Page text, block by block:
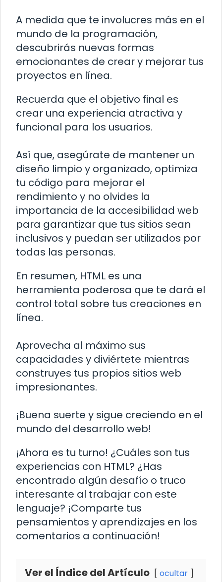
A medida que te involucres más en el
mundo de la programación,
descubrirás nuevas formas
emocionantes de crear y mejorar tus
proyectos en línea.
Recuerda que el objetivo final es
crear una experiencia atractiva y
funcional para los usuarios.
Así que, asegúrate de mantener un
diseño limpio y organizado, optimiza
tu código para mejorar el
rendimiento y no olvides la
importancia de la accesibilidad web
para garantizar que tus sitios sean
inclusivos y puedan ser utilizados por
todas las personas.
En resumen, HTML es una
herramienta poderosa que te dará el
control total sobre tus creaciones en
línea.
Aprovecha al máximo sus
capacidades y diviértete mientras
construyes tus propios sitios web
impresionantes.
¡Buena suerte y sigue creciendo en el
mundo del desarrollo web!
¡Ahora es tu turno! ¿Cuáles son tus
experiencias con HTML? ¿Has
encontrado algún desafío o truco
interesante al trabajar con este
lenguaje? ¡Comparte tus
pensamientos y aprendizajes en los
comentarios a continuación!
Ver el Índice del Artículo ocultar